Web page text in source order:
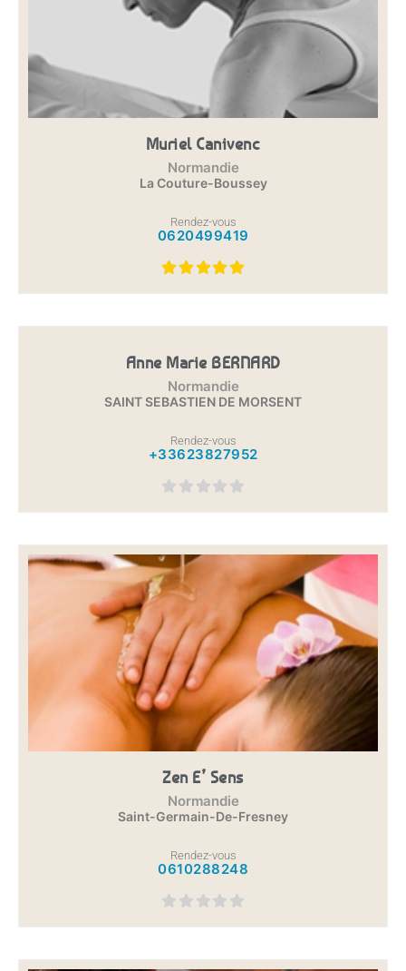
Muriel Canivenc
Normandie
La Couture-Boussey
Rendez-vous
0620499419
Anne Marie BERNARD
Normandie
SAINT SEBASTIEN DE MORSENT
Rendez-vous
+33623827952
Zen E’ Sens
Normandie
Saint-Germain-De-Fresney
Rendez-vous
0610288248